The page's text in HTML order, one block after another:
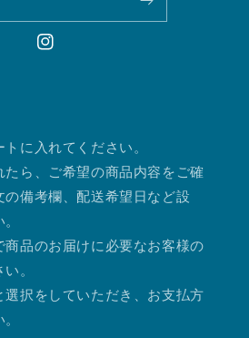
Instagram
に入れてください。
ら、ご希望の商品内容をご確
備考欄、配送希望日など設
商品のお届けに必要なお客様の
。
択をしていただき、お支払方